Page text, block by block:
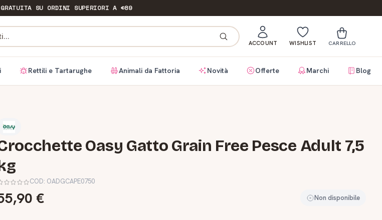
SU ORDINI SUPERIORI A €89
ACCOUNT WISHLIST CARRELLO
Rettili e Tartarughe Animali da Fattoria Novità Offerte Marchi Blog
Oasy Gatto Grain Free Pesce Adult 7,5
COD: OADGCAPE0750
€ Non disponibile